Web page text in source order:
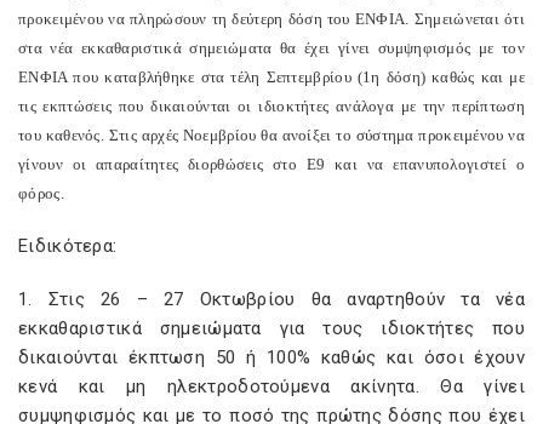
προκειμένου να πληρώσουν τη δεύτερη δόση του ΕΝΦΙΑ. Σημειώνεται ότι
στα νέα εκκαθαριστικά σημειώματα θα έχει γίνει συμψηφισμός με τον
ΕΝΦΙΑ που καταβλήθηκε στα τέλη Σεπτεμβρίου (1η δόση) καθώς και με
τις εκπτώσεις που δικαιούνται οι ιδιοκτήτες ανάλογα με την περίπτωση
του καθενός. Στις αρχές Νοεμβρίου θα ανοίξει το σύστημα προκειμένου να
γίνουν οι απαραίτητες διορθώσεις στο Ε9 και να επανυπολογιστεί ο
φόρος.
Ειδικότερα:
1. Στις 26 – 27 Οκτωβρίου θα αναρτηθούν τα νέα
εκκαθαριστικά σημειώματα για τους ιδιοκτήτες που
δικαιούνται έκπτωση 50 ή 100% καθώς και όσοι έχουν
κενά και μη ηλεκτροδοτούμενα ακίνητα. Θα γίνει
συμψηφισμός και με το ποσό της πρώτης δόσης που έχει